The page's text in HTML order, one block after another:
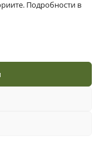
Подробности в